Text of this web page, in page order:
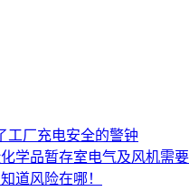
工厂充电安全的警钟
学品暂存室电气及风机需
道风险在哪！